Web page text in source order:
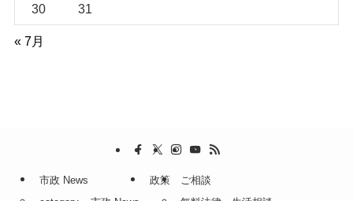
30 31
« 7月
市政 News
政策
ご相談